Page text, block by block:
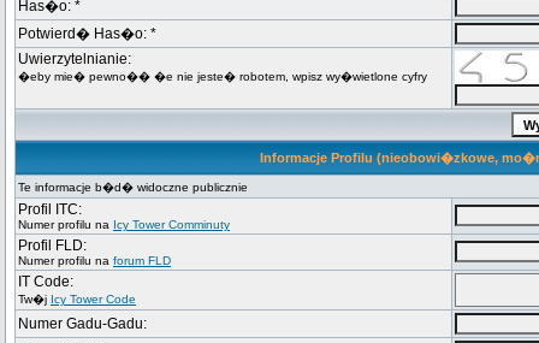
Has�o: *
Potwierd� Has�o: *
Uwierzytelnianie:
�eby mie� pewno�� �e nie jeste� robotem, wpisz wy�wietlone cyfry
Informacje Profilu (nieobowi�zkowe,
Te informacje b�d� widoczne publicznie
Profil ITC:
Numer profilu na Icy Tower Comminuty
Profil FLD:
Numer profilu na forum FLD
IT Code:
Tw�j Icy Tower Code
Numer Gadu-Gadu: